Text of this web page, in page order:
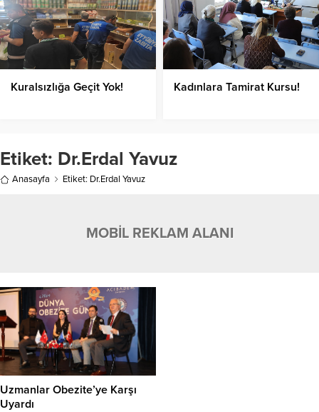
Kuralsızlığa Geçit Yok! Kadınlara Tamirat Kursu!
Etiket: Dr.Erdal Yavuz
Anasayfa Etiket: Dr.Erdal Yavuz
MOBİL REKLAM ALANI
Uzmanlar Obezite’ye Karşı
Uyardı